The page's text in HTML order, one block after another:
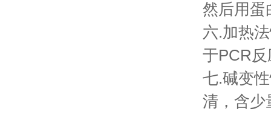
然后用蛋
六.加热
于PCR反
七.碱变
清，含少